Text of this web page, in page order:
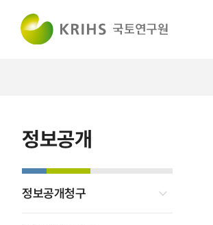
정보공개
정보공개청구